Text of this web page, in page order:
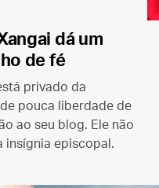
dá um
de fé
privado da
pouca liberdade de
ao seu blog. Ele não
insígnia episcopal.